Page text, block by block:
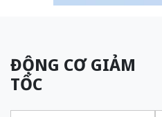
ĐỘNG CƠ GIẢM
TỐC